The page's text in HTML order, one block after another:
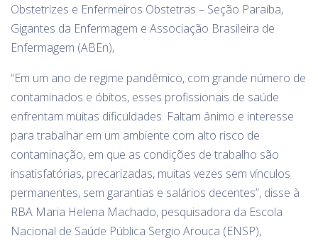
Obstetrizes e Enfermeiros Obstetras – Seção Paraíba,
Gigantes da Enfermagem e Associação Brasileira de
Enfermagem (ABEn),
“Em um ano de regime pandêmico, com grande número de
contaminados e óbitos, esses profissionais de saúde
enfrentam muitas dificuldades. Faltam ânimo e interesse
para trabalhar em um ambiente com alto risco de
contaminação, em que as condições de trabalho são
insatisfatórias, precarizadas, muitas vezes sem vínculos
permanentes, sem garantias e salários decentes”, disse à
RBA Maria Helena Machado, pesquisadora da Escola
Nacional de Saúde Pública Sergio Arouca (ENSP),